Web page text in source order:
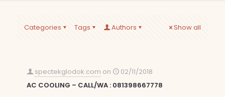
Categories Tags Authors Show all
spectekglodok.com on
02/11/2018
AC COOLING – CALL/WA : 081398667778